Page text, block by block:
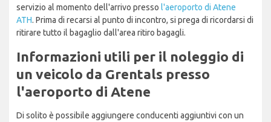
servizio al momento dell'arrivo presso l'aeroporto di Atene
ATH. Prima di recarsi al punto di incontro, si prega di ricordarsi di
ritirare tutto il bagaglio dall'area ritiro bagagli.
Informazioni utili per il noleggio di
un veicolo da Grentals presso
l'aeroporto di Atene
Di solito è possibile aggiungere conducenti aggiuntivi con un